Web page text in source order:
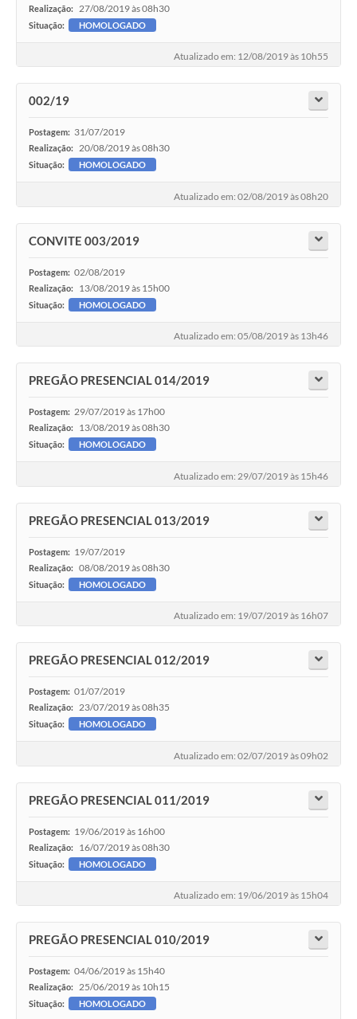
Realização: 27/08/2019 às 08h30
Situação: HOMOLOGADO
Atualizado em: 12/08/2019 às 10h55
002/19
Postagem: 31/07/2019
Realização: 20/08/2019 às 08h30
Situação: HOMOLOGADO
Atualizado em: 02/08/2019 às 08h20
CONVITE 003/2019
Postagem: 02/08/2019
Realização: 13/08/2019 às 15h00
Situação: HOMOLOGADO
Atualizado em: 05/08/2019 às 13h46
PREGÃO PRESENCIAL 014/2019
Postagem: 29/07/2019 às 17h00
Realização: 13/08/2019 às 08h30
Situação: HOMOLOGADO
Atualizado em: 29/07/2019 às 15h46
PREGÃO PRESENCIAL 013/2019
Postagem: 19/07/2019
Realização: 08/08/2019 às 08h30
Situação: HOMOLOGADO
Atualizado em: 19/07/2019 às 16h07
PREGÃO PRESENCIAL 012/2019
Postagem: 01/07/2019
Realização: 23/07/2019 às 08h35
Situação: HOMOLOGADO
Atualizado em: 02/07/2019 às 09h02
PREGÃO PRESENCIAL 011/2019
Postagem: 19/06/2019 às 16h00
Realização: 16/07/2019 às 08h30
Situação: HOMOLOGADO
Atualizado em: 19/06/2019 às 15h04
PREGÃO PRESENCIAL 010/2019
Postagem: 04/06/2019 às 15h40
Realização: 25/06/2019 às 10h15
Situação: HOMOLOGADO